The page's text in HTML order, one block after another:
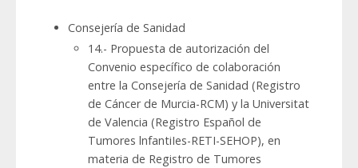
Consejería de Sanidad
14.- Propuesta de autorización del
Convenio específico de colaboración
entre la Consejería de Sanidad (Registro
de Cáncer de Murcia-RCM) y la Universitat
de Valencia (Registro Español de
Tumores lnfantiIes-RETI-SEHOP), en
materia de Registro de Tumores